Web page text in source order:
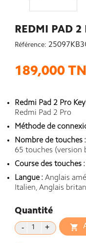
REDMI PAD 2
Référence:
189,000
Redmi Pad 2 Pro
Redmi Pad 2 Pro
Méthode de
Nombre de touches :
65 touches (version
Course des touches :
Langue : Anglais
Italien, Anglais
Quantité
